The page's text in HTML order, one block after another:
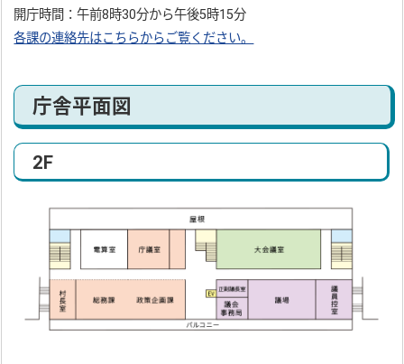
開庁時間：午前8時30分から午後5時15分
各課の連絡先はこちらからご覧ください。
庁舎平面図
2F